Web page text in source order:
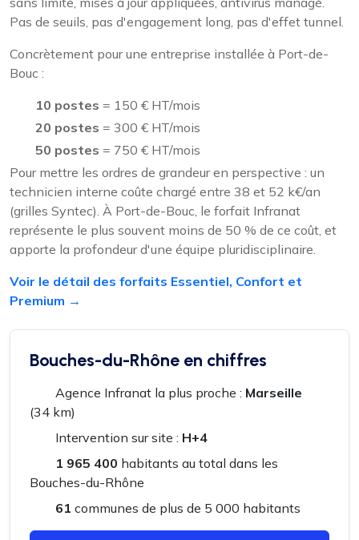
Pas de seuils, pas d'engagement long, pas d'effet tunnel.
Concrètement pour une entreprise installée à Port-de-
Bouc :
10 postes = 150 € HT/mois
20 postes = 300 € HT/mois
50 postes = 750 € HT/mois
Pour mettre les ordres de grandeur en perspective : un
technicien interne coûte chargé entre 38 et 52 k€/an
(grilles Syntec). À Port-de-Bouc, le forfait Infranat
représente le plus souvent moins de 50 % de ce coût, et
apporte la profondeur d'une équipe pluridisciplinaire.
Voir le détail des forfaits Essentiel, Confort et
Premium →
Bouches-du-Rhône en chiffres
Agence Infranat la plus proche : Marseille
(34 km)
Intervention sur site : H+4
1 965 400 habitants au total dans les
Bouches-du-Rhône
61 communes de plus de 5 000 habitants